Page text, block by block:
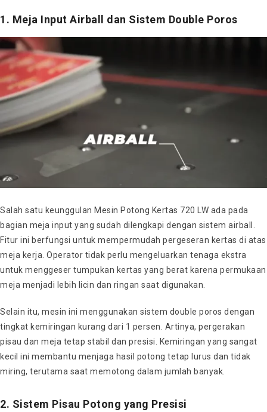
1. Meja Input Airball dan Sistem Double Poros
Salah satu keunggulan Mesin Potong Kertas 720 LW ada pada
bagian meja input yang sudah dilengkapi dengan sistem airball.
Fitur ini berfungsi untuk mempermudah pergeseran kertas di atas
meja kerja. Operator tidak perlu mengeluarkan tenaga ekstra
untuk menggeser tumpukan kertas yang berat karena permukaan
meja menjadi lebih licin dan ringan saat digunakan.
Selain itu, mesin ini menggunakan sistem double poros dengan
tingkat kemiringan kurang dari 1 persen. Artinya, pergerakan
pisau dan meja tetap stabil dan presisi. Kemiringan yang sangat
kecil ini membantu menjaga hasil potong tetap lurus dan tidak
miring, terutama saat memotong dalam jumlah banyak.
2. Sistem Pisau Potong yang Presisi